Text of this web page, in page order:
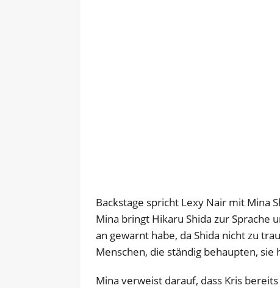
Backstage spricht Lexy Nair mit Mina
Mina bringt Hikaru Shida zur Sprache
an gewarnt habe, da Shida nicht zu
Menschen, die ständig behaupten,
Mina verweist darauf, dass Kris